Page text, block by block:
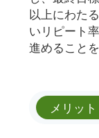
以上にわた
いリピート
進めること
メリット